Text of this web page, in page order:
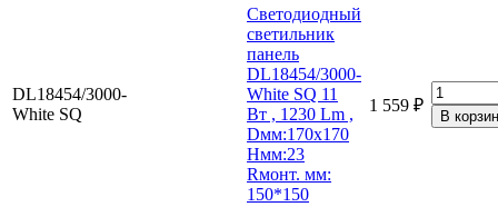
DL18454/3000-
White SQ
Светодиодный
светильник
панель
DL18454/3000-
White SQ 11
Вт , 1230 Lm ,
Dмм:170х170
Hмм:23
Rмонт. мм:
150*150
1 559 ₽